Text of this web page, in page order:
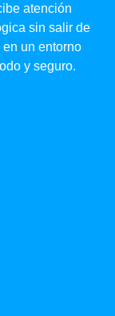
atención
sin salir de
en un entorno
y seguro.